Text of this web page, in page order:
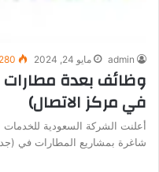
admin مايو 24, 2024 280
وظائف بعدة
في مركز الاتصال)
شاغرة بمشاريع المطارات في